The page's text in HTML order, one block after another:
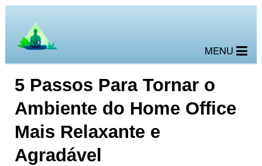
MENU
5 Passos Para Tornar o
Ambiente do Home Office
Mais Relaxante e
Agradável